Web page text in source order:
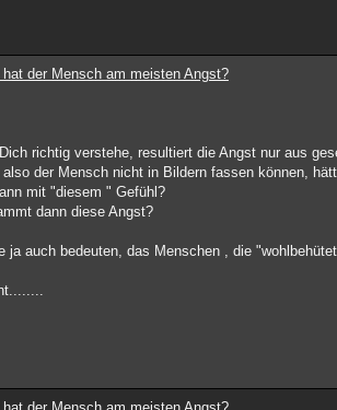
hat der Mensch am meisten Angst?
richtig verstehe, resultiert die Angst nur aus
also der Mensch nicht in Bildern fassen können,
mit "diesem " Gefühl?
dann diese Angst?
ja auch bedeuten, das Menschen , die